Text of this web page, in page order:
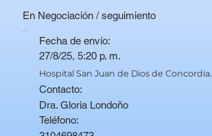
En Negociación / seguimiento
Fecha de envío:
27/8/25, 5:20 p. m.
Hospital San Juan de Dios de Concordia.
Contacto:
Dra. Gloria Londoño
Teléfono: